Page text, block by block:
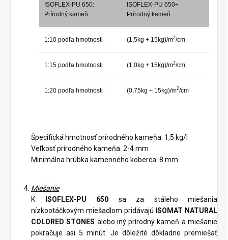
ISOFLEX-PU 650:
Prírodný kameň
ISOFLEX-PU 650+
Prírodný kameň
1:10 podľa hmotnosti (1,5kg + 15kg)/m2/cm
1:15 podľa hmotnosti (1,0kg + 15kg)/m2/cm
1:20 podľa hmotnosti (0,75kg + 15kg)/m2/cm
Špecifická hmotnosť prírodného kameňa: 1,5 kg/l
Veľkosť prírodného kameňa: 2-4 mm
Minimálna hrúbka kamenného koberca: 8 mm
Miešanie
K
ISOFLEX-PU 650 sa za stáleho miešania
nízkootáčkovým miešadlom pridávajú ISOMAT NATURAL
COLORED STONES alebo iný prírodný kameň a miešanie
pokračuje asi 5 minút. Je dôležité dôkladne premiešať